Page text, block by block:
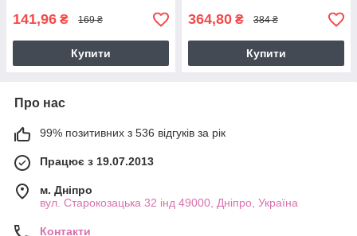
141,96 ₴ 169 ₴
Купити
364,80 ₴ 384 ₴
Купити
Про нас
99% позитивних з 536 відгуків за рік
Працює з 19.07.2013
м. Дніпро
вул. Старокозацька 32 інд 49000, Дніпро, Україна
Контакти